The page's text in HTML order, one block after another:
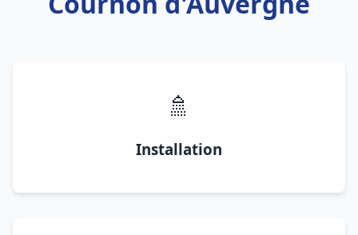
🚿
Installation